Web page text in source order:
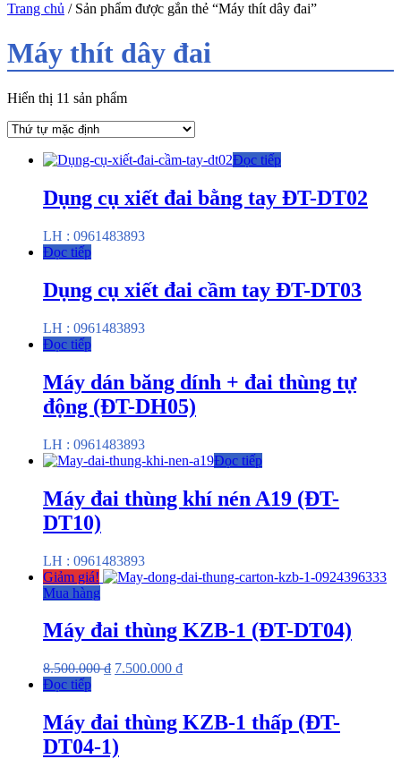
Trang chủ / Sản phẩm được gắn thẻ “Máy thít dây đai”
Máy thít dây đai
Hiển thị 11 sản phẩm
Đọc tiếp
Dụng cụ xiết đai bằng tay ĐT-DT02
LH : 0961483893
Đọc tiếp
Dụng cụ xiết đai cầm tay ĐT-DT03
LH : 0961483893
Đọc tiếp
Máy dán băng dính + đai thùng tự
động (ĐT-DH05)
LH : 0961483893
Đọc tiếp
Máy đai thùng khí nén A19 (ĐT-
DT10)
LH : 0961483893
Giảm giá!
Mua hàng
Máy đai thùng KZB-1 (ĐT-DT04)
8.500.000₫ 7.500.000 ₫
Đọc tiếp
Máy đai thùng KZB-1 thấp (ĐT-
DT04-1)